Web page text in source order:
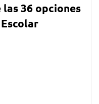
36 opciones